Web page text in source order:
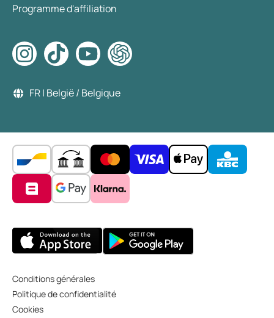
Programme d'affiliation
FR | België / Belgique
Conditions générales
Politique de confidentialité
Cookies